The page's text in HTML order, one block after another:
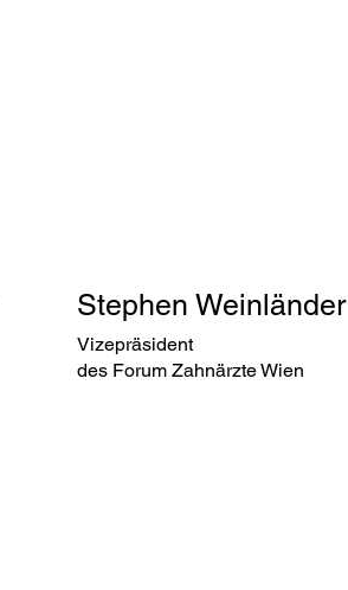
Stephen Weinländer
Vizepräsident
des Forum Zahnärzte Wien